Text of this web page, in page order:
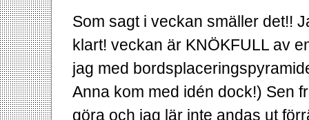
Som sagt i veckan smäller det!!
klart! veckan är KNÖKFULL av
jag med
Anna kom med idén dock!) Sen
göra och jag lär inte andas ut